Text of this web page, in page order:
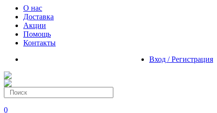
О нас
Доставка
Акции
Помощь
Контакты
Вход / Регистрация
0